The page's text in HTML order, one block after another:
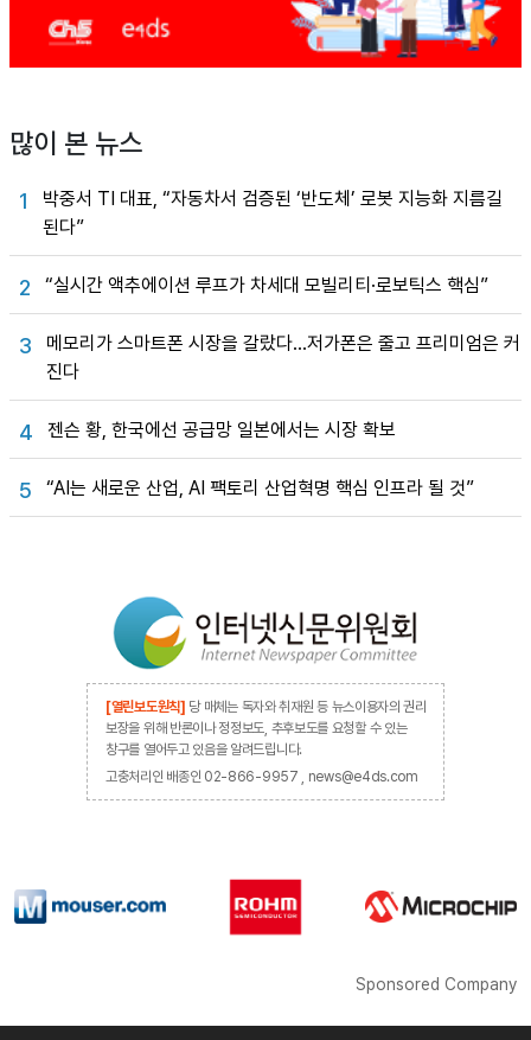
많이 본 뉴스
1
박중서 TI 대표, “자동차서 검증된 ‘반도체’ 로봇 지능화 지름길
된다”
2 “실시간 액추에이션 루프가 차세대 모빌리티·로보틱스 핵심”
3
메모리가 스마트폰 시장을 갈랐다…저가폰은 줄고 프리미엄은 커
진다
4 젠슨 황, 한국에선 공급망 일본에서는 시장 확보
5 “AI는 새로운 산업, AI 팩토리 산업혁명 핵심 인프라 될 것”
[열린보도원칙] 당 매체는 독자와 취재원 등 뉴스이용자의 권리
보장을 위해 반론이나 정정보도, 추후보도를 요청할 수 있는
창구를 열어두고 있음을 알려드립니다.
고충처리인 배종인 02-866-9957 , news@e4ds.com
Sponsored Company